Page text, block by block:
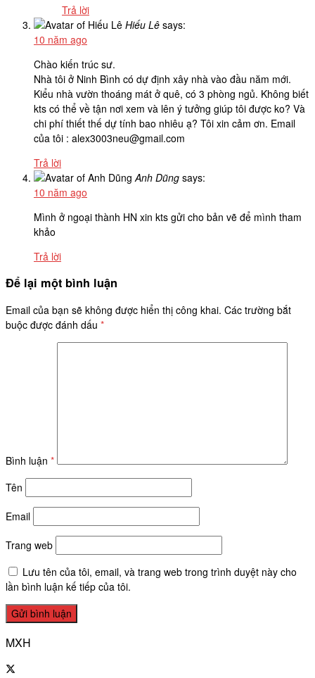
Trả lời
Hiếu Lê says:
10 năm ago
Chào kiến trúc sư.
Nhà tôi ở Ninh Bình có dự định xây nhà vào đầu năm mới.
Kiểu nhà vườn thoáng mát ở quê, có 3 phòng ngủ. Không biết
kts có thể về tận nơi xem và lên ý tưởng giúp tôi được ko? Và
chi phí thiết thế dự tính bao nhiêu ạ? Tôi xin cảm ơn. Email
của tôi : alex3003neu@gmail.com
Trả lời
Anh Dũng says:
10 năm ago
Mình ở ngoại thành HN xin kts gửi cho bản vẽ để mình tham
khảo
Trả lời
Để lại một bình luận
Email của bạn sẽ không được hiển thị công khai. Các trường bắt
buộc được đánh dấu *
Bình luận *
Tên
Email
Trang web
Lưu tên của tôi, email, và trang web trong trình duyệt này cho
lần bình luận kế tiếp của tôi.
MXH